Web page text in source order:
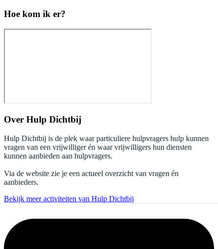
Hoe kom ik er?
Over Hulp Dichtbij
Hulp Dichtbij is de plek waar particuliere hulpvragers hulp kunnen
vragen van een vrijwilliger én waar vrijwilligers hun diensten
kunnen aanbieden aan hulpvragers.
Via de website zie je een actueel overzicht van vragen én
aanbieders.
Bekijk meer activiteiten van Hulp Dichtbij